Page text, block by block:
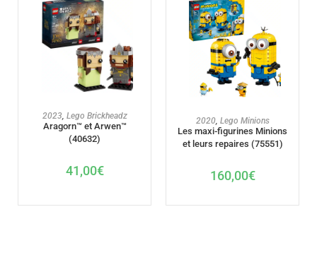
AJOUTER AU PANIER
2023 Lego Brickheadz
Aragorn™ et Arwen™
(40632)
41,00€
AJOUTER AU PANIER
2020, Lego Minions
Les maxi-figurines Minions
et leurs repaires (75551)
160,00€